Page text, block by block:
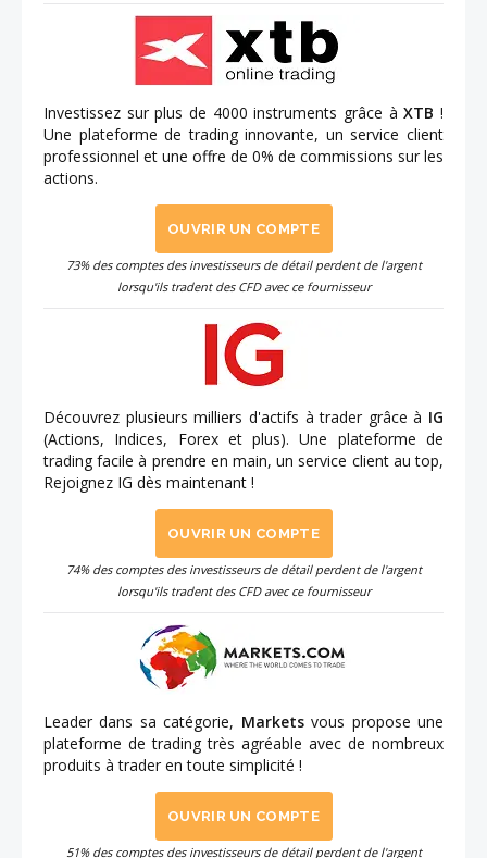
Investissez sur plus de 4000 instruments grâce àXTB !
Une plateforme de trading innovante, un service client
professionnel et une offre de 0% de commissions sur les
actions.
OUVRIR UN COMPTE
73% des comptes des investisseurs de détail perdent de l'argent
lorsqu'ils tradent des CFD avec ce fournisseur
Découvrez plusieurs milliers d'actifs à trader grâce à IG
(Actions, Indices, Forex et plus). Une plateforme de
trading facile à prendre en main, un service client au top,
Rejoignez IG dès maintenant !
OUVRIR UN COMPTE
74% des comptes des investisseurs de détail perdent de l'argent
lorsqu'ils tradent des CFD avec ce fournisseur
Leader dans sa catégorie, Marketsvous propose une
plateforme de trading très agréable avec de nombreux
produits à trader en toute simplicité !
OUVRIR UN COMPTE
51% des comptes des investisseurs de détail perdent de l'argent